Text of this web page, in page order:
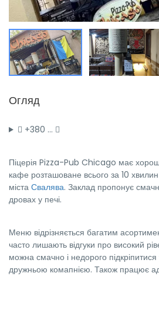
Огляд
+380 …
Піцерія Pizza-Pub Chicago має
кафе розташоване всього за 10
міста Свалява. Заклад пропонує
дровах у печі.
Меню відрізняється багатим
часто лишають відгуки про високий
можна смачно і недорого
дружньою комапнією. Також працює